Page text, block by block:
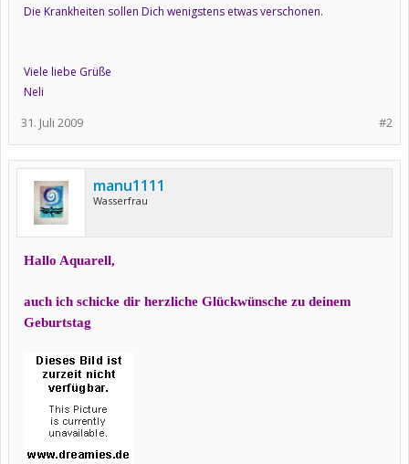
Die Krankheiten sollen Dich wenigstens etwas verschonen.
Viele liebe Grüße
Neli
#2
31. Juli 2009
manu1111
Wasserfrau
Hallo Aquarell,
auch ich schicke dir herzliche Glückwünsche zu deinem
Geburtstag